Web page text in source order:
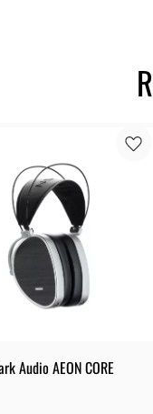
Audio AEON CORE